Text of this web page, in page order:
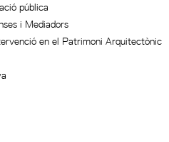
pública
i Mediadors
en el Patrimoni Arquitectònic